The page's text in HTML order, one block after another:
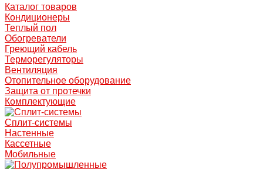
Каталог товаров
Кондиционеры
Теплый пол
Обогреватели
Греющий кабель
Терморегуляторы
Вентиляция
Отопительное оборудование
Защита от протечки
Комплектующие
Сплит-системы
Настенные
Кассетные
Мобильные